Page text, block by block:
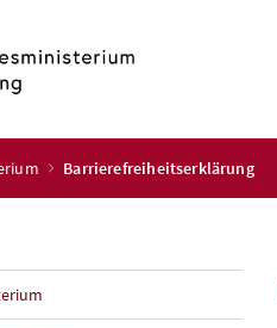
Barrierefreiheitserklärung